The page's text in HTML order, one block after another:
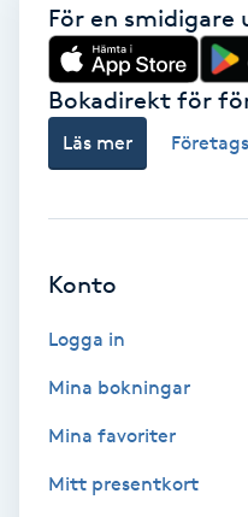
Skalpmassage
Skinbooster
Sklerosering
Skäggfärgning
Skäggklippning
För en smidigare
Bokadirekt för
Läs mer
Konto
Logga in
Mina bokningar
Mina favoriter
Mitt presentkort